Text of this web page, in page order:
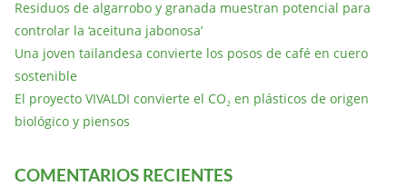
Residuos de algarrobo y granada muestran potencial para
controlar la ‘aceituna jabonosa’
Una joven tailandesa convierte los posos de café en cuero
sostenible
El proyecto VIVALDI convierte el CO₂ en plásticos de origen
biológico y piensos
COMENTARIOS RECIENTES